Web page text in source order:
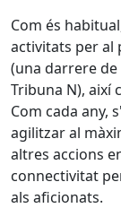
Com és
activitats per al
(una darrere
Tribuna N), així
Com cada any,
agilitzar al
altres accions
connectivitat
als aficionats.